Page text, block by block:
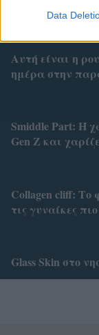
Data
Αυτή είναι η
ημέρα στην
Smiddle Part: Η
Gen Z και
Collagen cliff: Το
τις γυναίκες
Glass Skin στο